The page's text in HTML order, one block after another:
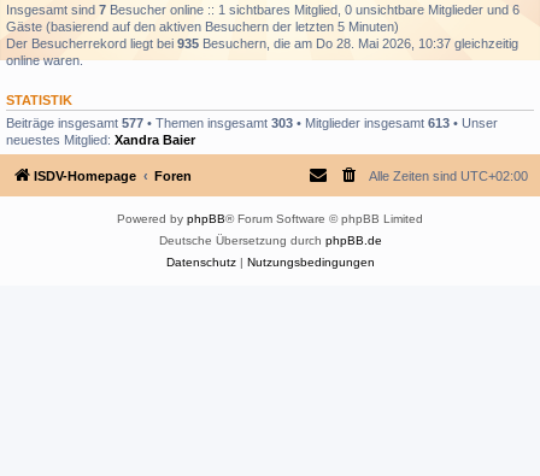
Insgesamt sind 7 Besucher online :: 1 sichtbares Mitglied, 0 unsichtbare Mitglieder und 6
Gäste (basierend auf den aktiven Besuchern der letzten 5 Minuten)
Der Besucherrekord liegt bei 935 Besuchern, die am Do 28. Mai 2026, 10:37 gleichzeitig
online waren.
STATISTIK
Beiträge insgesamt 577 • Themen insgesamt 303 • Mitglieder insgesamt 613 • Unser
neuestes Mitglied: Xandra Baier
ISDV-Homepage Foren Alle Zeiten sind UTC+02:00
Powered by phpBB® Forum Software © phpBB Limited
Deutsche Übersetzung durch phpBB.de
Datenschutz| Nutzungsbedingungen